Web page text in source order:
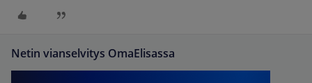
Netin vianselvitys OmaElisassa